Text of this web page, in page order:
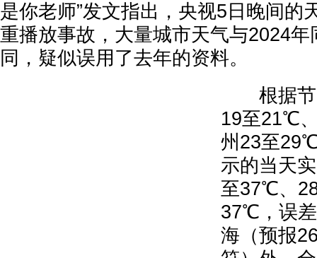
是你老师”发文指出，央视5日晚间的
重播放事故，大量城市天气与2024年
同，疑似误用了去年的资料。
根据节
19至21℃
州23至
示的当天
至37℃、
37℃，误
海（预报